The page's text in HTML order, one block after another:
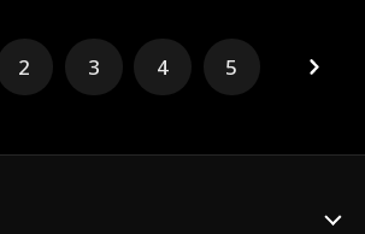
toute femme mariée fait l'affaire. De sa
belle-mère à l'épouse de son rival, il les
couvre de cadeaux, amassant des millions
2 3 4 5